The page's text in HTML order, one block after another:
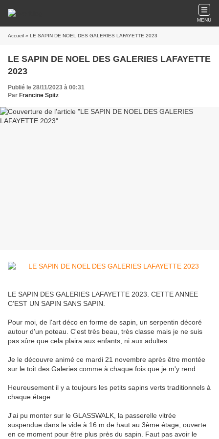
MENU
Accueil » LE SAPIN DE NOEL DES GALERIES LAFAYETTE 2023
LE SAPIN DE NOEL DES GALERIES LAFAYETTE
2023
Publié le 28/11/2023 à 00:31
Par Francine Spitz
LE SAPIN DES GALERIES LAFAYETTE 2023. CETTE ANNEE
C'EST UN SAPIN SANS SAPIN.
Pour moi, de l'art déco en forme de sapin, un serpentin décoré
autour d'un poteau. C'est très beau, très classe mais je ne suis
pas sûre que cela plaira aux enfants, ni aux adultes.
Je le découvre animé ce mardi 21 novembre après être montée
sur le toit des Galeries comme à chaque fois que je m'y rend.
Heureusement il y a toujours les petits sapins verts traditionnels à
chaque étage
J'ai pu monter sur le GLASSWALK, la passerelle vitrée
suspendue dans le vide à 16 m de haut au 3ème étage, ouverte
en ce moment pour être plus près du sapin. Faut pas avoir le